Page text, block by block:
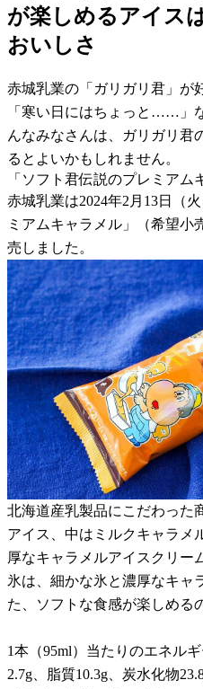
が楽しめるアイス
おいしさ
赤城乳業の「ガリガリ君」が
「寒い日にはちょっと……」
んなみなさんは、ガリガリ君
るとよいかもしれません。
「ソフト君伝説のプレミアム
赤城乳業は2024年2月13日（
ミアムキャラメル」（希望小
売しました。
北海道産乳製品にこだわった
アイス、中はミルクキャラメ
厚なキャラメルアイスクリー
氷は、細かな氷と濃厚なキャ
た、ソフトな食感が楽しめる
1本（95ml）当たりのエネル
2.7g、脂質10.3g、炭水化物